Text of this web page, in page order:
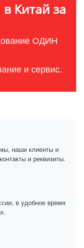
Китай за
ОДИН
и сервис.
наши клиенты и
и реквизиты.
в удобное время